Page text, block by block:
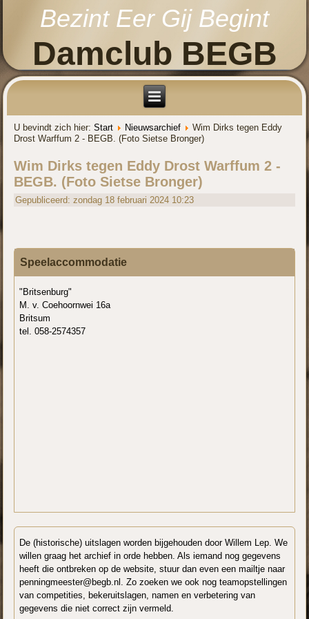
Bezint Eer Gij Begint
Damclub BEGB
U bevindt zich hier:Start Nieuwsarchief
Wim Dirks tegen Eddy
Drost Warffum 2 - BEGB. (Foto Sietse Bronger)
Wim Dirks tegen Eddy Drost Warffum 2 -
BEGB. (Foto Sietse Bronger)
Gepubliceerd: zondag 18 februari 2024 10:23
Speelaccommodatie
"Britsenburg"
M. v. Coehoornwei 16a
Britsum
tel. 058-2574357
De (historische) uitslagen worden bijgehouden door Willem Lep. We
willen graag het archief in orde hebben. Als iemand nog gegevens
heeft die ontbreken op de website, stuur dan even een mailtje naar
penningmeester@begb.nl. Zo zoeken we ook nog teamopstellingen
van competities, bekeruitslagen, namen en verbetering van
gegevens die niet correct zijn vermeld.